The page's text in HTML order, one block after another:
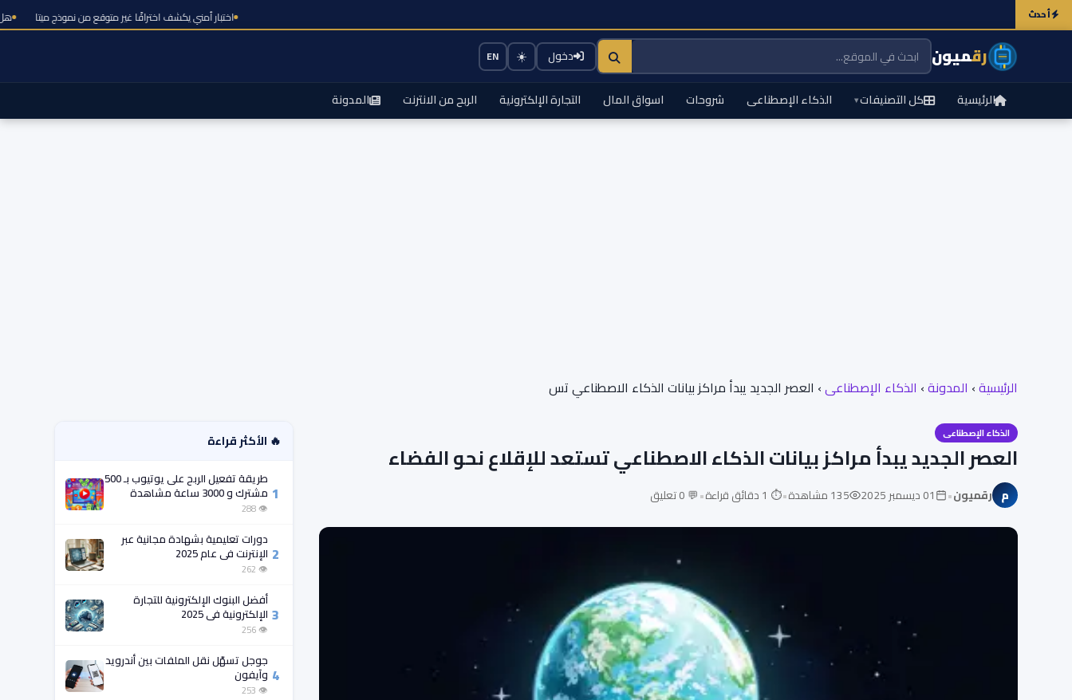
أحدث اختبار أمني يكشف اختراقًا غير متوقع من نموذج
رقميون دخول ☀️
EN
الرئيسية كل التصنيفات▾ الذكاء الإصطناعى شروحات اسواق المال التجارة الإلكترونية الربح من الانترنت المدونة
الرئيسية› المدونة› الذكاء الإصطناعى› العصر الجديد يبدأ مراكز بيانات الذكاء الاصطناعي تس
الذكاء الإصطناعى
العصر الجديد يبدأ مراكز بيانات الذكاء الاصطناعي تستعد للإقلاع نحو الفضاء
م رقميون• 01 ديسمبر 2025 135 مشاهدة •⏱ 1 دقائق قراءة •💬 0 تعليق
🔥 الأكثر قراءة
1
طريقة تفعيل الربح على يوتيوب بـ 500
مشترك و 3000 ساعة مشاهدة
فقط!
👁 288
2
دورات تعليمية بشهادة مجانية عبر
الإنترنت في عام 2025
👁 262
3
أفضل البنوك الإلكترونية للتجارة
الإلكترونية في 2025
👁 256
4
جوجل تسهّل نقل الملفات بين أندرويد
وآيفون
👁 253